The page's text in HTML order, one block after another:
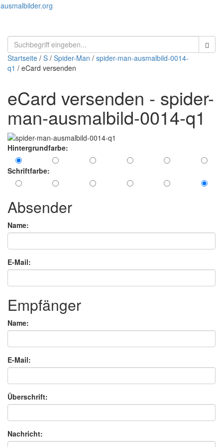
ausmalbilder.org
Startseite / S / Spider-Man / spider-man-ausmalbild-0014-
q1 / eCard versenden
eCard versenden - spider-
man-ausmalbild-0014-q1
Hintergrundfarbe:
Schriftfarbe:
Absender
Name:
E-Mail:
Empfänger
Name:
E-Mail:
Überschrift:
Nachricht: